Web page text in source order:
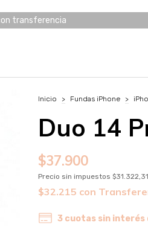
transferencia
Inicio > Fundas iPhone >
Duo 14
$37.900
Precio sin impuestos$31.322,31
$32.215 con
3 cuotas sin interés